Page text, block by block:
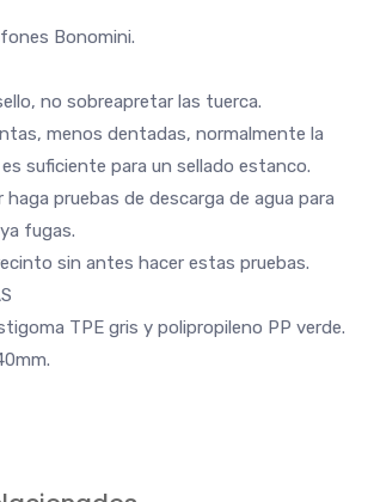
Bonomini.
no sobreapretar las tuerca.
menos dentadas, normalmente la
suficiente para un sellado estanco.
haga pruebas de descarga de agua para
fugas.
sin antes hacer estas pruebas.
TPE gris y polipropileno PP verde.